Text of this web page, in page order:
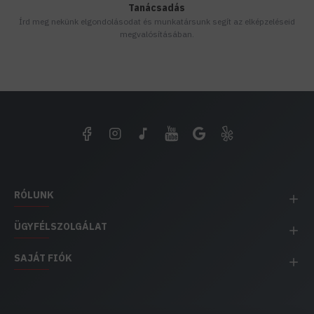
Tanácsadás
Írd meg nekünk elgondolásodat és munkatársunk segít az elképzeléseid
megvalósításában.
RÓLUNK
ÜGYFÉLSZOLGÁLAT
SAJÁT FIÓK